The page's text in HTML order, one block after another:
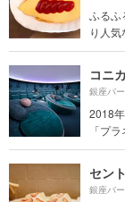
ふるふ
り人気
コニ
銀座バ
2018
「プ
セン
銀座バ